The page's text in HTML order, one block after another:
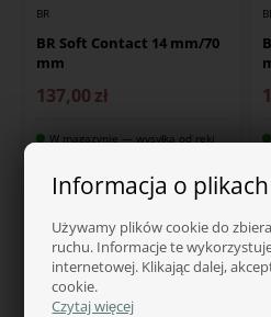
Informacja o
Używamy plików cookie do
ruchu. Informacje te
internetowej. Klikając dalej,
cookie.
Czytaj więcej
BR
BR Soft Contact 14 mm/70
mm
137,00 zł
W magazynie — wysyłka od ręki